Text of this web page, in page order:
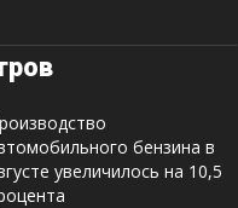
бензина в
увеличилось на 10,5